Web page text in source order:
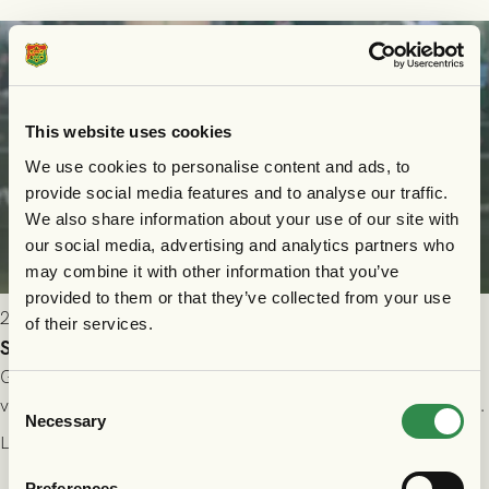
This website uses cookies
We use cookies to personalise content and ads, to
provide social media features and to analyse our traffic.
We also share information about your use of our site with
our social media, advertising and analytics partners who
may combine it with other information that you’ve
provided to them or that they’ve collected from your use
of their services.
Consent
Selection
Necessary
2026-07-24 16:40
Seger i första kvalmatchen mot FC Nordsjælland
GAIS dominerade i första halvlek och skapade fler chanser,
välförtjänt fick de in ett ledningsmål strax innan halvtid. Efter
halvtidsvilan sjönk tempot när Nordsjälland tilläts ha mer av
Läs mer